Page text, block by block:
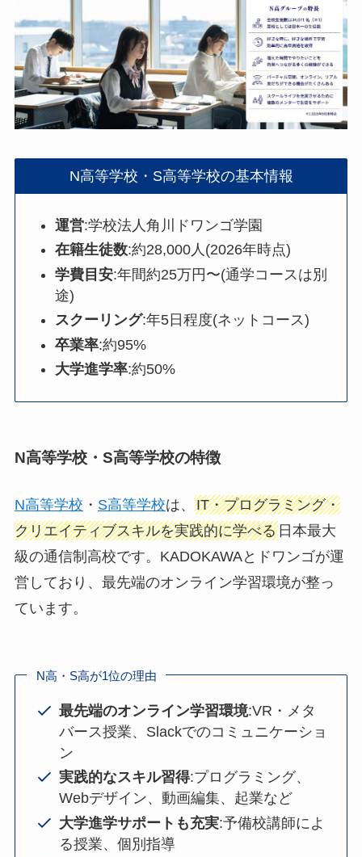
N高等学校・S高等学校の基本情報
運営:学校法人角川ドワンゴ学園
在籍生徒数:約28,000人(2026年時点)
学費目安:年間約25万円〜(通学コースは別
途)
スクーリング:年5日程度(ネットコース)
卒業率:約95%
大学進学率:約50%
N高等学校・S高等学校の特徴
N高等学校 ・ S高等学校は、 IT・プログラミング・
クリエイティブスキルを実践的に学べる日本最大
級の通信制高校です。KADOKAWAとドワンゴが運
営しており、最先端のオンライン学習環境が整っ
ています。
N高・S高が1位の理由
最先端のオンライン学習環境:VR・メタ
バース授業、Slackでのコミュニケーショ
ン
実践的なスキル習得:プログラミング、
Webデザイン、動画編集、起業など
大学進学サポートも充実:予備校講師によ
る授業、個別指導